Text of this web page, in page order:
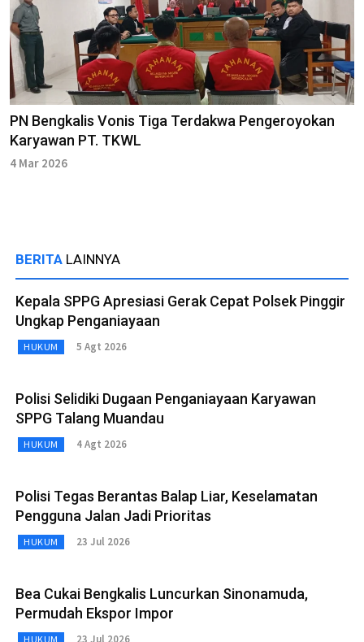
PN Bengkalis Vonis Tiga Terdakwa Pengeroyokan
Karyawan PT. TKWL
4 Mar 2026
BERITA LAINNYA
Kepala SPPG Apresiasi Gerak Cepat Polsek Pinggir
Ungkap Penganiayaan
HUKUM 5 Agt 2026
Polisi Selidiki Dugaan Penganiayaan Karyawan
SPPG Talang Muandau
HUKUM 4 Agt 2026
Polisi Tegas Berantas Balap Liar, Keselamatan
Pengguna Jalan Jadi Prioritas
HUKUM 23 Jul 2026
Bea Cukai Bengkalis Luncurkan Sinonamuda,
Permudah Ekspor Impor
HUKUM 23 Jul 2026